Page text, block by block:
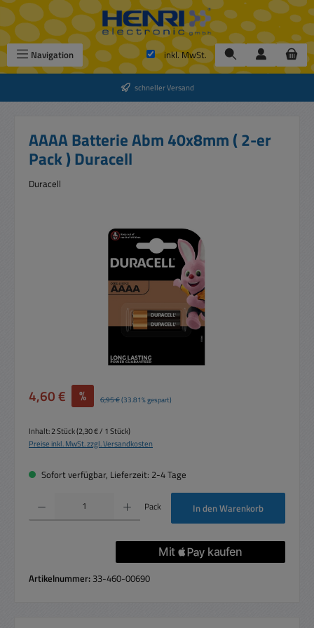
Zum Hauptinhalt springen
Navigation inkl. MwSt.
schneller Versand
AAAA Batterie Abm 40x8mm ( 2-er
Pack ) Duracell
Duracell
Verkaufspreis:
4,60 € % Regulärer Preis:
6,95 €(33.81% gespart)
Inhalt:2 Stück(2,30 € / 1 Stück)
Preise inkl. MwSt. zzgl. Versandkosten
Sofort verfügbar, Lieferzeit: 2-4 Tage
Produkt Anzahl: Gib den gewünschten Wert ein oder benutze die Schaltflächen um
Pack In den Warenkorb
Artikelnummer: 33-460-00690